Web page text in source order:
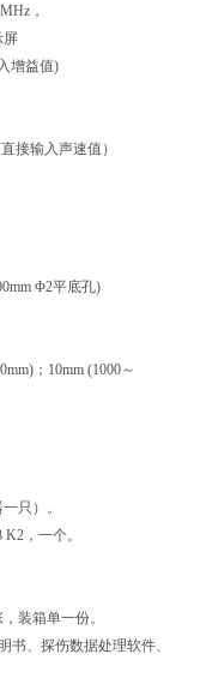
，
屏
增益值)
接输入声速值）
Φ2平底孔)
；10mm (1000～
只）。
，一个。
装箱单一份。
书、探伤数据处理软件、